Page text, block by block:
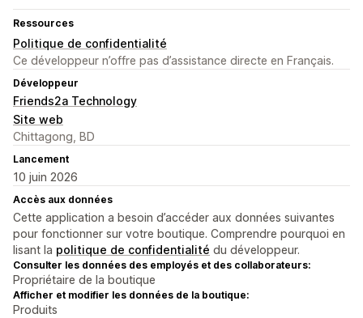
Ressources
Politique de confidentialité
Ce développeur n’offre pas d’assistance directe en Français.
Développeur
Friends2a Technology
Site web
Chittagong, BD
Lancement
10 juin 2026
Accès aux données
Cette application a besoin d’accéder aux données suivantes
pour fonctionner sur votre boutique. Comprendre pourquoi en
lisant la politique de confidentialité du développeur.
Consulter les données des employés et des collaborateurs:
Propriétaire de la boutique
Afficher et modifier les données de la boutique:
Produits